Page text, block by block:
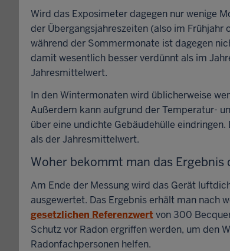
Wird das Exposimeter dagegen nur wenige
der Übergangsjahreszeiten (also im
während der Sommermonate ist dagegen
damit wesentlich besser verdünnt als im
Jahresmittelwert.
In den Wintermonaten wird üblicherweise
Außerdem kann aufgrund der Temperatur-
über eine undichte Gebäudehülle
als der Jahresmittelwert.
Woher bekommt man das Ergebnis
Am Ende der Messung wird das Gerät
ausgewertet. Das Ergebnis erhält man nach
gesetzlichen Referenzwertvon 300
Schutz vor Radon ergriffen werden, um den
Radonfachpersonen helfen.